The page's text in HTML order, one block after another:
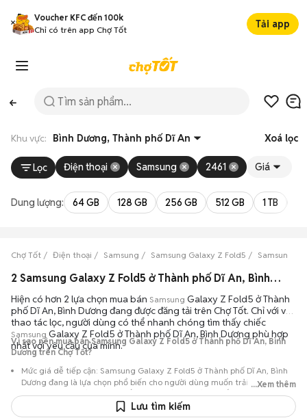
Voucher KFC đến 100k
Chỉ có trên app Chợ Tốt
Tải app
Khu vực: Bình Dương, Thành phố Dĩ An Xoá lọc
Lọc Điện thoại Samsung 2461 Giá
Dung lượng: 64 GB 128 GB 256 GB 512 GB 1 TB
Chợ Tốt Điện thoại Samsung Samsung Galaxy Z Fold5 Samsung
2 Samsung Galaxy Z Fold5 ở Thành phố Dĩ An, Bình Dương máy bền đẹp đang bán 08/2026
Hiện có hơn 2 lựa chọn mua bán Samsung Galaxy Z Fold5 ở Thành
phố Dĩ An, Bình Dương đang được đăng tải trên Chợ Tốt. Chỉ với vài
thao tác lọc, người dùng có thể nhanh chóng tìm thấy chiếc
Samsung Galaxy Z Fold5 ở Thành phố Dĩ An, Bình Dương phù hợp
nhất với yêu cầu của mình.
Vì sao nên mua bán Samsung Galaxy Z Fold5 ở Thành phố Dĩ An, Bình
Dương trên Chợ Tốt?
Mức giá dễ tiếp cận: Samsung Galaxy Z Fold5 ở Thành phố Dĩ An, Bình
Dương đang là lựa chọn phổ biến cho người dùng muốn trải nghiệm
dòng máy này với chi phí thấp hơn so với khi mới ra mắt.
Nguồn cung phong phú: Dễ dàng tìm thấySamsung
...Xem thêm
Lưu tìm kiếm